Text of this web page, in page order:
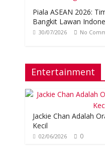
Piala ASEAN 2026:
Bangkit Lawan
30/07/2026 No
Entertainment
Jackie Chan Adalah
Kecil
02/06/2026 0